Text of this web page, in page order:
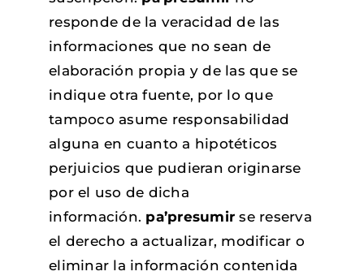
responde de la veracidad de las
informaciones que no sean de
elaboración propia y de las que se
indique otra fuente, por lo que
tampoco asume responsabilidad
alguna en cuanto a hipotéticos
perjuicios que pudieran originarse
por el uso de dicha
información. pa’presumir se reserva
el derecho a actualizar, modificar o
eliminar la información contenida